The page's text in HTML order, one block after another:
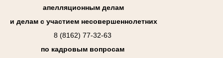
апелляционным делам
и делам с участием несовершеннолетних
8 (8162) 77-32-63
по кадровым вопросам